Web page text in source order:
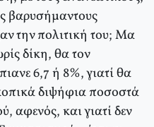
βαρυσήμαντους
την πολιτική του; Μα
δίκη, θα τον
6,7 ή 8%, γιατί θα
διψήφια ποσοστά
αφενός, και γιατί δεν